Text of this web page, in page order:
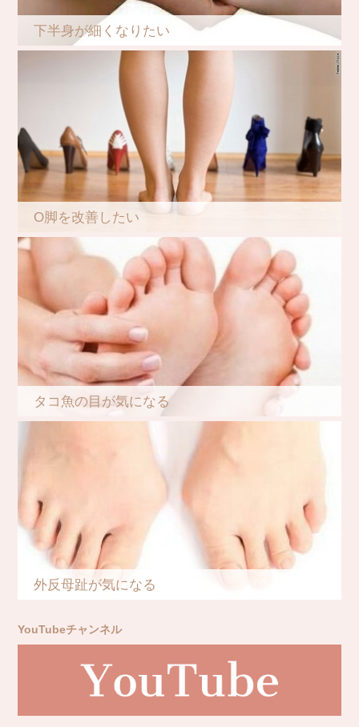
下半身が細くなりたい
O脚を改善したい
タコ魚の目が気になる
外反母趾が気になる
YouTubeチャンネル